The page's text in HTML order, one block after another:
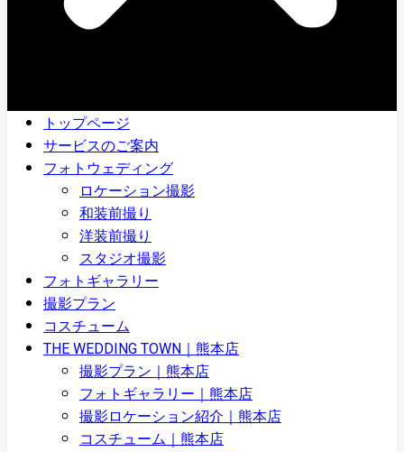
トップページ
サービスのご案内
フォトウェディング
ロケーション撮影
和装前撮り
洋装前撮り
スタジオ撮影
フォトギャラリー
撮影プラン
コスチューム
THE WEDDING TOWN｜熊本店
撮影プラン｜熊本店
フォトギャラリー｜熊本店
撮影ロケーション紹介｜熊本店
コスチューム｜熊本店